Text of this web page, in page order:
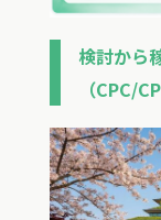
検討から
（CPC/